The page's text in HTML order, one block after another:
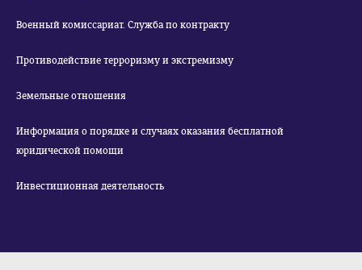
Военный комиссариат. Служба по контракту
Противодействие терроризму и экстремизму
Земельные отношения
Информация о порядке и случаях оказания бесплатной
юридической помощи
Инвестиционная деятельность